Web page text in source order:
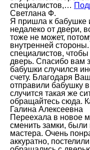
специалистов,…
Светлана Ф.
Я пришла к бабушке
недалеко от двери,
тоже не может,
внутренней
специалистов,
дверь. Спасибо вам
бабушки случился
счету. Благодаря
отправили бабушку
случится такая же
обращайтесь сюда.
Галина Алексеевна
Переехала в новое
сменить замки, были
мастера. Очень
аккуратно,